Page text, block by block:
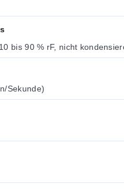
bis 90 % rF, nicht
Sekunde)